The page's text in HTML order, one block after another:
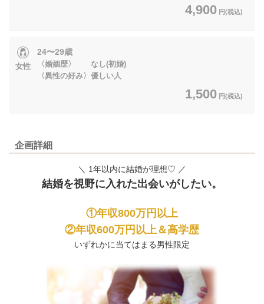
4,900 円(税込)
女性
24〜29歳
〈婚姻歴〉 なし(初婚)
〈異性の好み〉優しい人
1,500 円(税込)
企画詳細
＼ 1年以内に結婚が理想♡ ／
結婚を視野に入れた出会いがしたい。
①年収800万円以上
②年収600万円以上＆高学歴
いずれかに当てはまる男性限定